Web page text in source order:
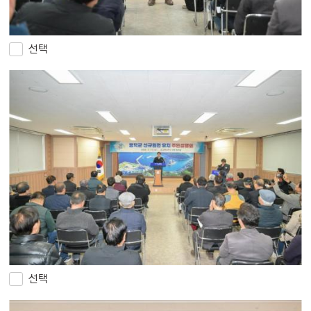
선택
선택